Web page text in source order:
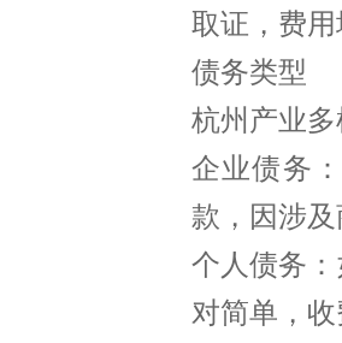
取证，费用
债务类型
杭州产业多
企业债务
款，因涉
个人债务
对简单，收